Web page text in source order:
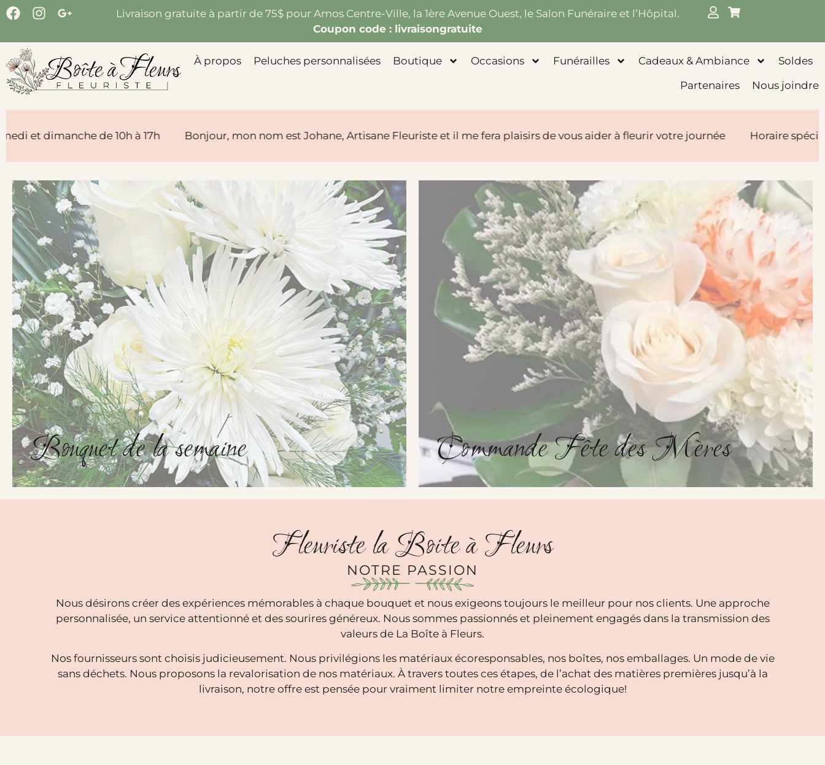
Livraison gratuite à partir de 75$ pour Amos Centre-Ville, la 1ère Avenue Ouest, le Salon Funéraire et l’Hôpital.
Coupon code : livraisongratuite
À propos Peluches personnalisées Boutique Occasions Funérailles Cadeaux & Ambiance
Soldes
Partenaires
Nous joindre
de 10h à 17h Bonjour, mon nom est Johane, Artisane Fleuriste et il me fera plaisirs de vous aider à fleurir votre journée Horaire spécial pour la Fête
Bouquet de la semaine Commande Fête des Mères
Fleuriste la Boite à Fleurs
NOTRE PASSION
Nous désirons créer des expériences mémorables à chaque bouquet et nous exigeons toujours le meilleur pour nos clients. Une approche
personnalisée, un service attentionné et des sourires généreux. Nous sommes passionnés et pleinement engagés dans la transmission des
valeurs de La Boîte à Fleurs.
Nos fournisseurs sont choisis judicieusement. Nous privilégions les matériaux écoresponsables, nos boîtes, nos emballages. Un mode de vie
sans déchets. Nous proposons la revalorisation de nos matériaux. À travers toutes ces étapes, de l’achat des matières premières jusqu’à la
livraison, notre offre est pensée pour vraiment limiter notre empreinte écologique!